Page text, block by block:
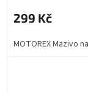
299 Kč
MOTOREX Mazivo